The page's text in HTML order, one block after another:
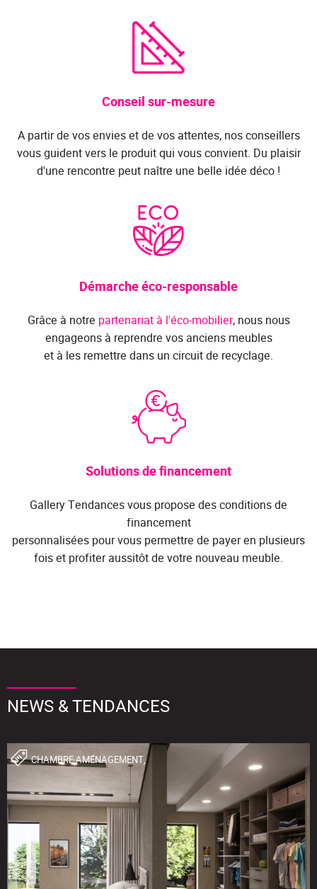
Conseil sur-mesure
A partir de vos envies et de vos attentes, nos conseillers
vous guident vers le produit qui vous convient. Du plaisir
d'une rencontre peut naître une belle idée déco !
Démarche éco-responsable
Grâce à notre partenariat à l'éco-mobilier, nous nous
engageons à reprendre vos anciens meubles
et à les remettre dans un circuit de recyclage.
Solutions de financement
Gallery Tendances vous propose des conditions de
financement
personnalisées pour vous permettre de payer en plusieurs
fois et profiter aussitôt de votre nouveau meuble.
NEWS & TENDANCES
CHAMBRE,AMÉNAGEMENT,